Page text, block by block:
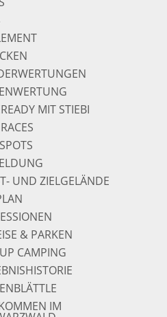
MIT STIEBI
UND ZIELGELÄNDE
& PARKEN
CAMPING
IM